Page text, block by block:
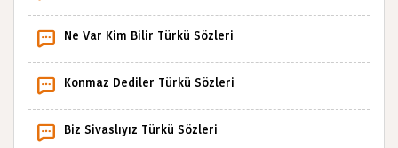
Ne Var Kim Bilir Türkü Sözleri
Konmaz Dediler Türkü Sözleri
Biz Sivaslıyız Türkü Sözleri